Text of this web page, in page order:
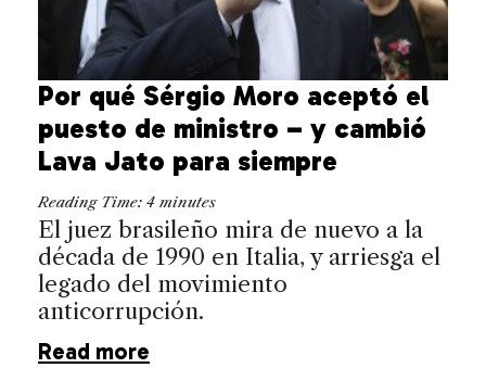
Por qué Sérgio Moro aceptó el
puesto de ministro – y cambió
Lava Jato para siempre
Reading Time: 4 minutes
El juez brasileño mira de nuevo a la
década de 1990 en Italia, y arriesga el
legado del movimiento
anticorrupción.
Read more